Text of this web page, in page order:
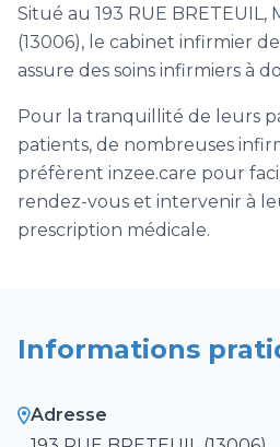
Situé au 193 RUE BRETEUIL,
(13006), le cabinet infirmier
assure des soins infirmiers à
Pour la tranquillité de leurs
patients, de nombreuses
préfèrent inzee.care pour
rendez-vous et intervenir à
prescription médicale.
Informations
Adresse